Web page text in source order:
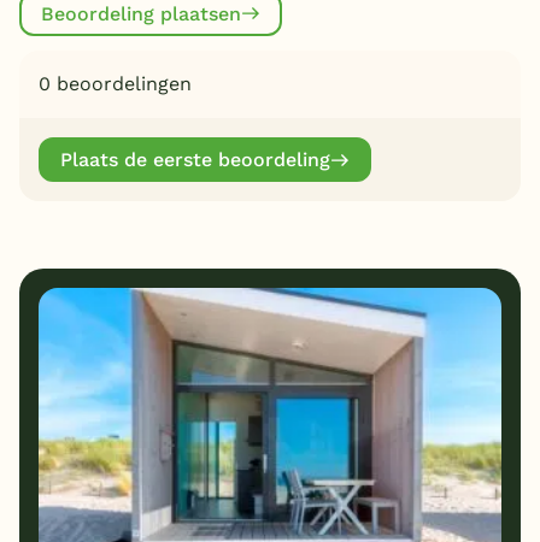
Beoordeling plaatsen
0 beoordelingen
Plaats de eerste beoordeling